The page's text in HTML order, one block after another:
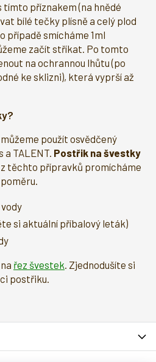
příznakem (na hnědé
bílé tečky plísně a celý plod
případě smícháme 1ml
začít stříkat. Po tomto
na ochrannou lhůtu (po
ke sklizni), která vyprší až
použít osvědčený
a TALENT. Postřik na švestky
těchto přípravků promícháme
si aktuální příbalový leták)
řez švestek. Zjednodušíte si
postřiku.